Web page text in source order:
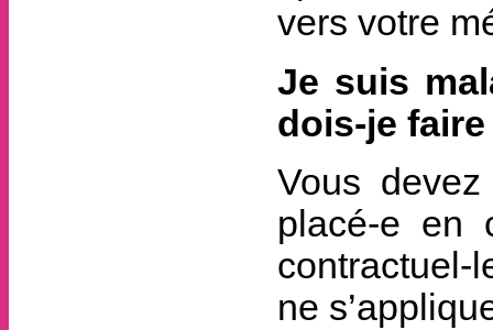
vers votre
Je suis
dois-je faire
Vous
placé-e en
contractuel-
ne